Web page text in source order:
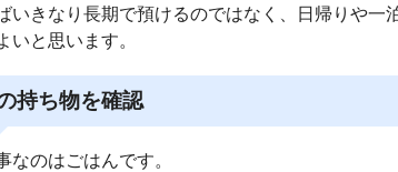
いきなり長期で預けるのではなく、日帰りや一
いと思います。
持ち物を確認
なのはごはんです。